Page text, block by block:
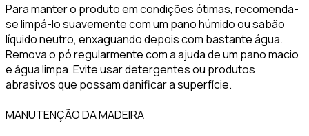
Para manter o produto em condições ótimas, recomenda-
se limpá-lo suavemente com um pano húmido ou sabão
líquido neutro, enxaguando depois com bastante água.
Remova o pó regularmente com a ajuda de um pano macio
e água limpa. Evite usar detergentes ou produtos
abrasivos que possam danificar a superfície.
MANUTENÇÃO DA MADEIRA